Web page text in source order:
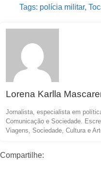
Tags: polícia militar,
Lorena Karlla
Jornalista, especialista em
Comunicação e Sociedade.
Viagens, Sociedade, Cultura e
Compartilhe: